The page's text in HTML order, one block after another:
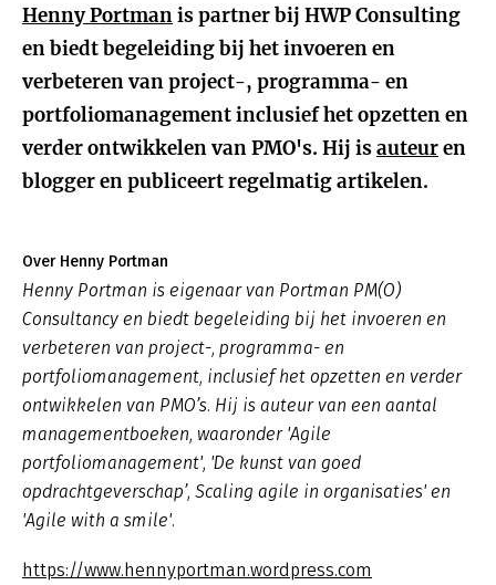
Henny Portmanis partner bij HWP Consulting
en biedt begeleiding bij het invoeren en
verbeteren van project-, programma- en
portfoliomanagement inclusief het opzetten en
verder ontwikkelen van PMO's. Hij isauteuren
blogger en publiceert regelmatig artikelen.
Over Henny Portman
Henny Portman is eigenaar van Portman PM(O)
Consultancy en biedt begeleiding bij het invoeren en
verbeteren van project-, programma- en
portfoliomanagement, inclusief het opzetten en verder
ontwikkelen van PMO’s. Hij is auteur van een aantal
managementboeken, waaronder 'Agile
portfoliomanagement', 'De kunst van goed
opdrachtgeverschap’, Scaling agile in organisaties' en
'Agile with a smile'.
https://www.hennyportman.wordpress.com